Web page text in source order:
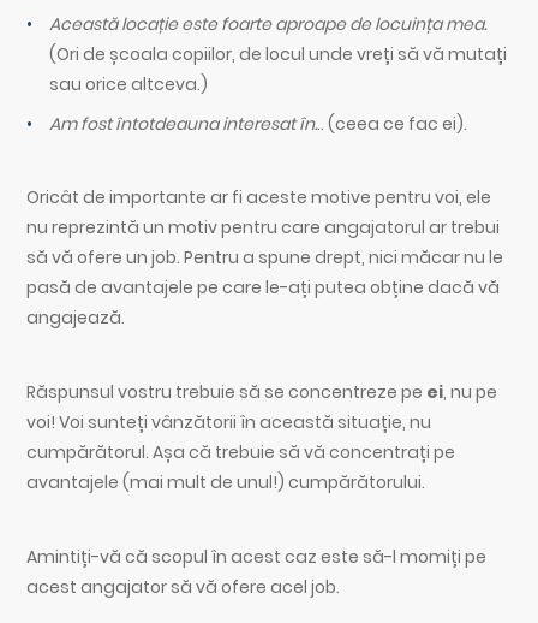
Această locație este foarte aproape de locuința mea.
(Ori de școala copiilor, de locul unde vreți să vă mutați
sau orice altceva.)
Am fost întotdeauna interesat în... (ceea ce fac ei).
Oricât de importante ar fi aceste motive pentru voi, ele
nu reprezintă un motiv pentru care angajatorul ar trebui
să vă ofere un job. Pentru a spune drept, nici măcar nu le
pasă de avantajele pe care le-ați putea obține dacă vă
angajează.
Răspunsul vostru trebuie să se concentreze pe ei, nu pe
voi! Voi sunteți vânzătorii în această situație, nu
cumpărătorul. Așa că trebuie să vă concentrați pe
avantajele (mai mult de unul!) cumpărătorului.
Amintiți-vă că scopul în acest caz este să-l momiți pe
acest angajator să vă ofere acel job.